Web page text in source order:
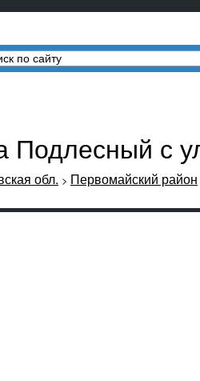
Подлесный с
обл. > Первомайский район